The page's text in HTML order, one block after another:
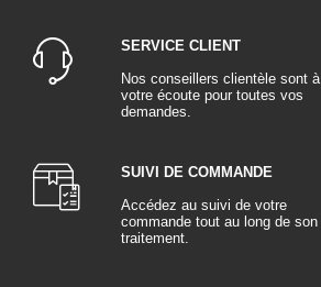
SERVICE CLIENT
Nos conseillers clientèle sont à
votre écoute pour toutes vos
demandes.
SUIVI DE COMMANDE
Accédez au suivi de votre
commande tout au long de son
traitement.